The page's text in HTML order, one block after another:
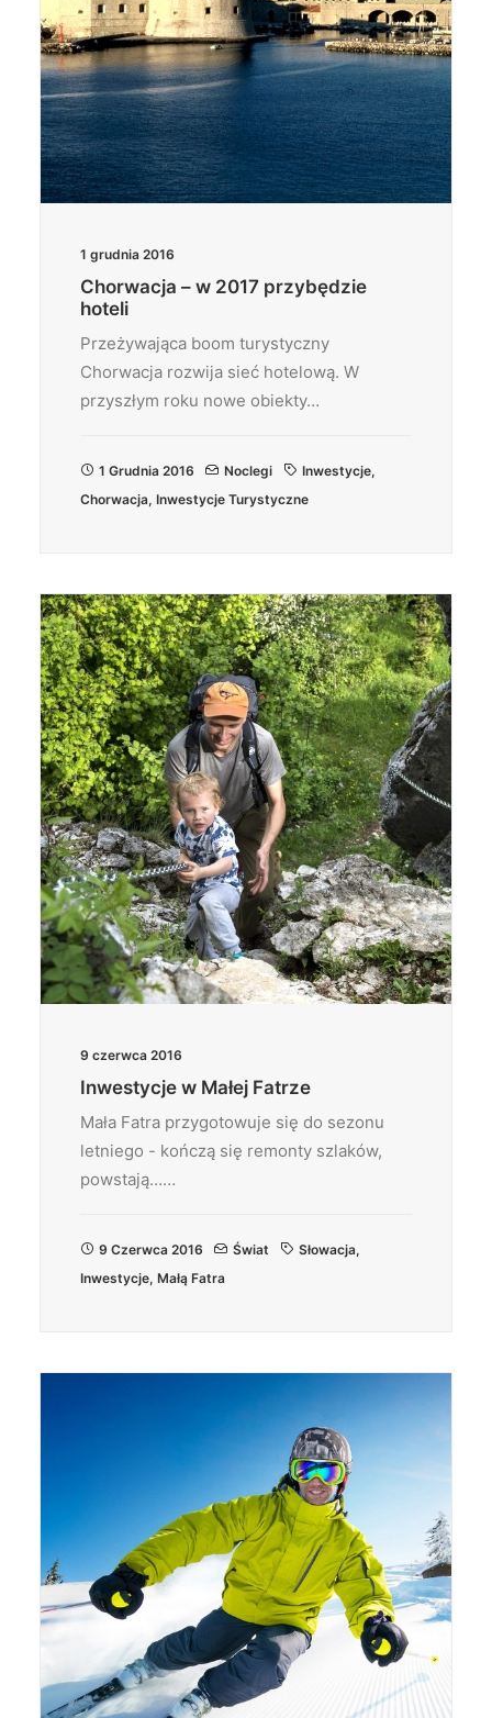
1 grudnia 2016
Chorwacja – w 2017 przybędzie
hoteli
Przeżywająca boom turystyczny
Chorwacja rozwija sieć hotelową. W
przyszłym roku nowe obiekty…
1 Grudnia 2016 Noclegi Inwestycje,
Chorwacja, Inwestycje Turystyczne
9 czerwca 2016
Inwestycje w Małej Fatrze
Mała Fatra przygotowuje się do sezonu
letniego - kończą się remonty szlaków,
powstają……
9 Czerwca 2016 Świat Słowacja,
Inwestycje, Małą Fatra